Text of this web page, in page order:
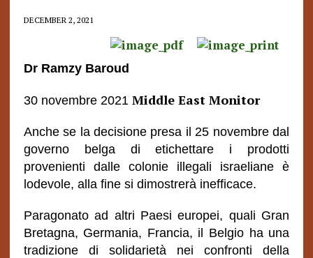
DECEMBER 2, 2021
Dr Ramzy Baroud
30 novembre 2021 Middle East Monitor
Anche se la decisione presa il 25 novembre dal
governo belga di etichettare i prodotti
provenienti dalle colonie illegali israeliane è
lodevole, alla fine si dimostrerà inefficace.
Paragonato ad altri Paesi europei, quali Gran
Bretagna, Germania, Francia, il Belgio ha una
tradizione di solidarietà nei confronti della